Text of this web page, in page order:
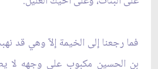
فما رجعنا إلى الخيمة إلاّ وهي قد
بن الحسين مكبوب على وجهه لا